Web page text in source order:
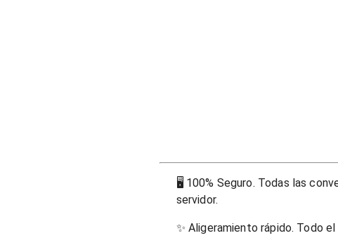
🖥 100% Seguro. Todas las
servidor.
✨ Aligeramiento rápido. Todo